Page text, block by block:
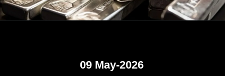
09 May-2026